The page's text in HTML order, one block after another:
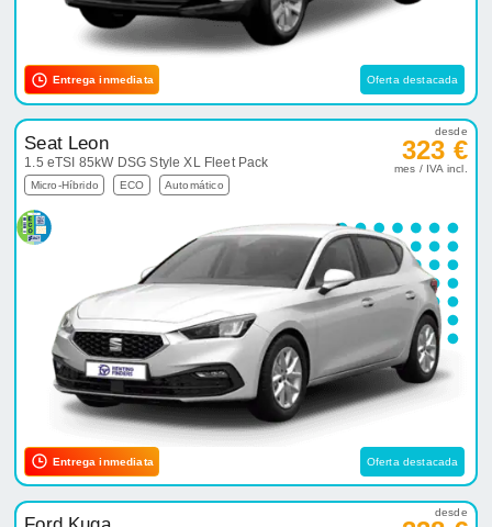
Entrega inmediata Oferta destacada
Seat Leon
1.5 eTSI 85kW DSG Style XL Fleet Pack
Micro-Híbrido ECO Automático
desde
323 €
mes / IVA incl.
Entrega inmediata Oferta destacada
desde